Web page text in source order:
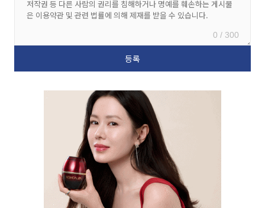
0 / 300